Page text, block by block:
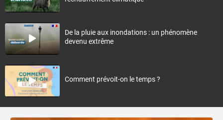
De la pluie aux inondations : un phénomène
devenu extrême
Comment prévoit-on le temps ?